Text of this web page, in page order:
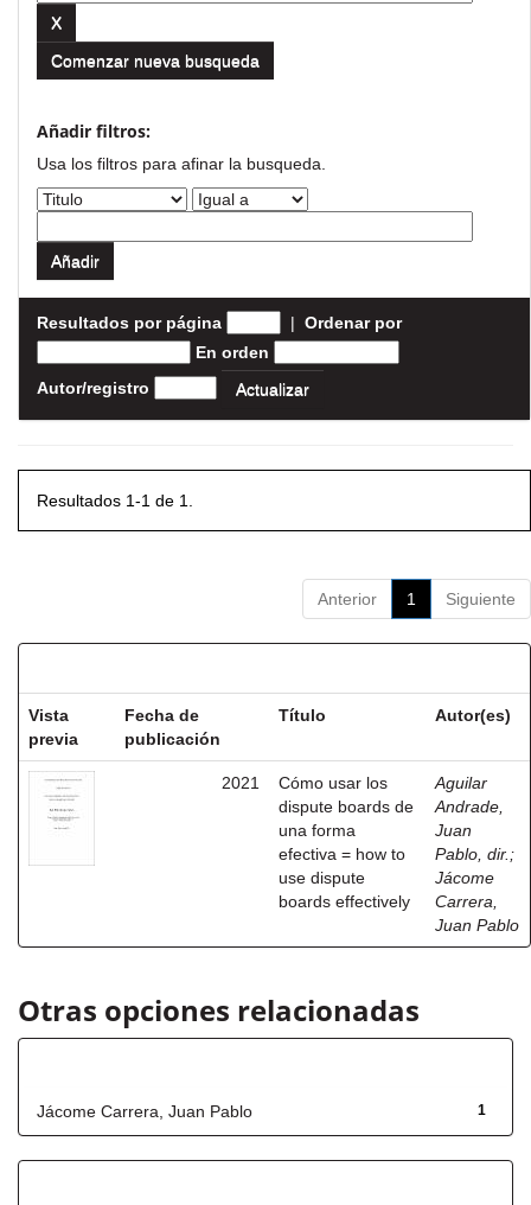
Comenzar nueva busqueda
Añadir filtros:
Usa los filtros para afinar la busqueda.
Resultados por página | Ordenar por
En orden
Autor/registro
Resultados 1-1 de 1.
Anterior 1 Siguiente
Vista
previa
Fecha de
publicación
Título Autor(es)
2021
Cómo usar los
dispute boards de
una forma
efectiva = how to
use dispute
boards effectively
Aguilar
Andrade,
Juan
Pablo, dir. ;
Jácome
Carrera,
Juan Pablo
Otras opciones relacionadas
1
Jácome Carrera, Juan Pablo